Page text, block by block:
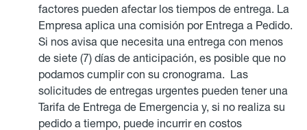
factores pueden afectar los tiempos de entrega. La
Empresa aplica una comisión por Entrega a Pedido.
Si nos avisa que necesita una entrega con menos
de siete (7) días de anticipación, es posible que no
podamos cumplir con su cronograma. Las
solicitudes de entregas urgentes pueden tener una
Tarifa de Entrega de Emergencia y, si no realiza su
pedido a tiempo, puede incurrir en costos